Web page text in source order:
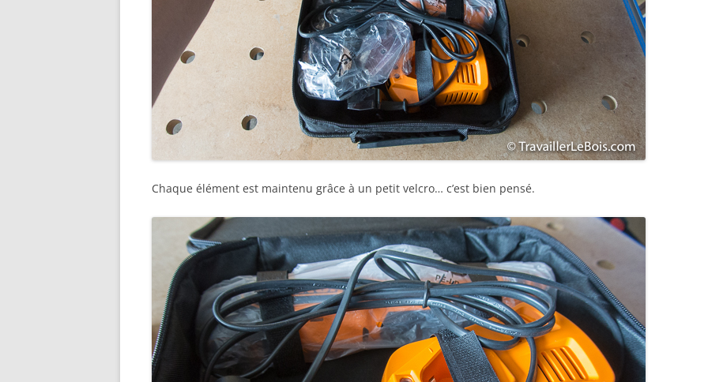
Chaque élément est maintenu grâce à un petit velcro… c’est bien pensé.